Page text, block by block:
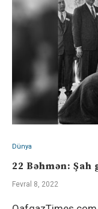
Dünya
22 Bəhmən:
Fevral 8, 2022